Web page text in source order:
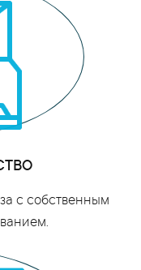
с собственным